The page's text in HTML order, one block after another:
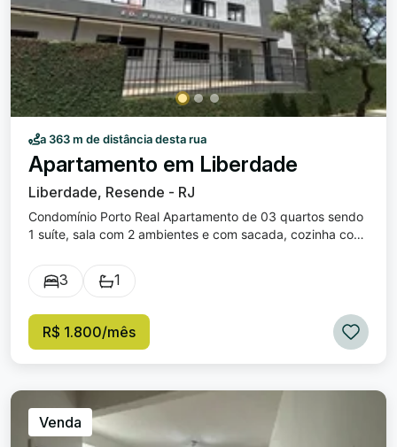
a 363 m de distância desta rua
Apartamento em Liberdade
Liberdade, Resende - RJ
Condomínio Porto Real Apartamento de 03 quartos sendo
1 suíte, sala com 2 ambientes e com sacada, cozinha com
serviço com lavabo; apartamento todo em porcelanato e
amplo também possui garagem coberta. O Condomínio
3 1
R$ 1.800/mês
Venda